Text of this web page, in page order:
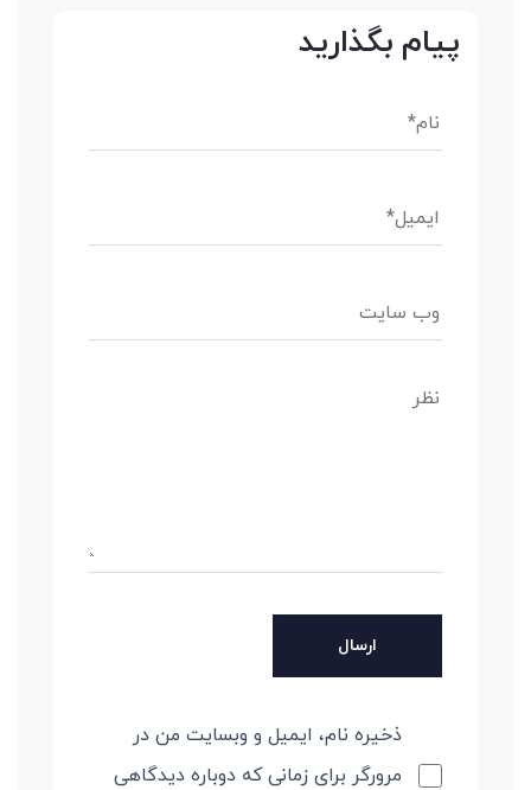
پیام بگذارید
ذخیره نام، ایمیل و وبسایت من در
مرورگر برای زمانی که دوباره دیدگاهی